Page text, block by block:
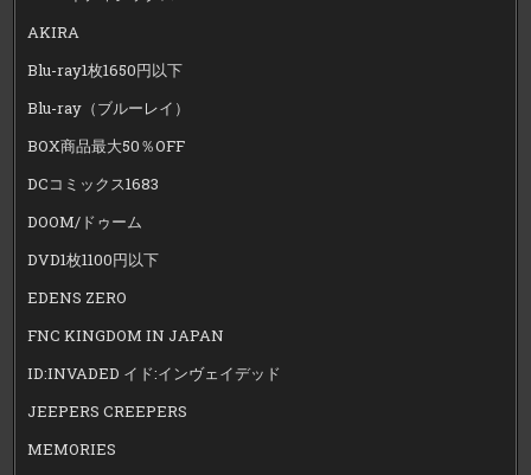
AKIRA
Blu-ray1枚1650円以下
Blu-ray（ブルーレイ）
BOX商品最大50％OFF
DCコミックス1683
DOOM/ドゥーム
DVD1枚1100円以下
EDENS ZERO
FNC KINGDOM IN JAPAN
ID:INVADED イド:インヴェイデッド
JEEPERS CREEPERS
MEMORIES